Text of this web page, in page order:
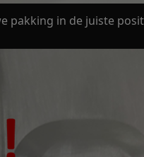
pakking in de juiste